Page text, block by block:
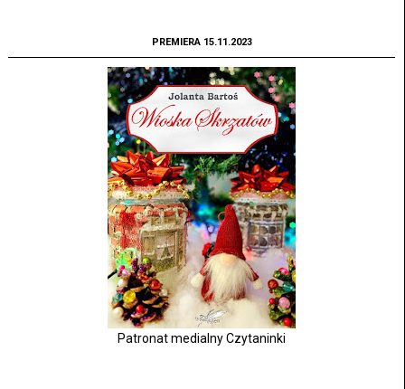
PREMIERA 15.11.2023
Patronat medialny Czytaninki